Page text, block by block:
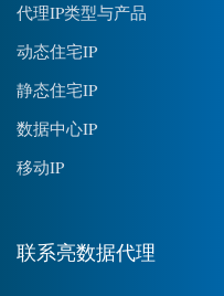
代理IP类型与产品
动态住宅IP
静态住宅IP
数据中心IP
移动IP
联系亮数据代理